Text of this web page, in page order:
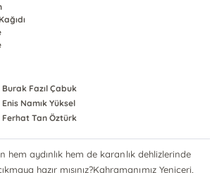
Burak Fazıl Çabuk
Enis Namık Yüksel
Ferhat Tan Öztürk
hem aydınlık hem de karanlık dehlizlerinde
hazır mısınız?Kahramanımız Yeniçeri,